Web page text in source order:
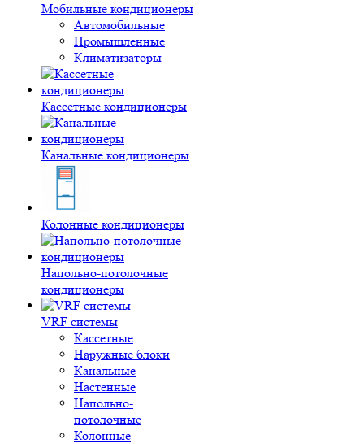
Мобильные кондиционеры
Автомобильные
Промышленные
Климатизаторы
Кассетные кондиционеры
Канальные кондиционеры
Колонные кондиционеры
Напольно-потолочные
кондиционеры
VRF системы
Кассетные
Наружные блоки
Канальные
Настенные
Напольно-
потолочные
Колонные